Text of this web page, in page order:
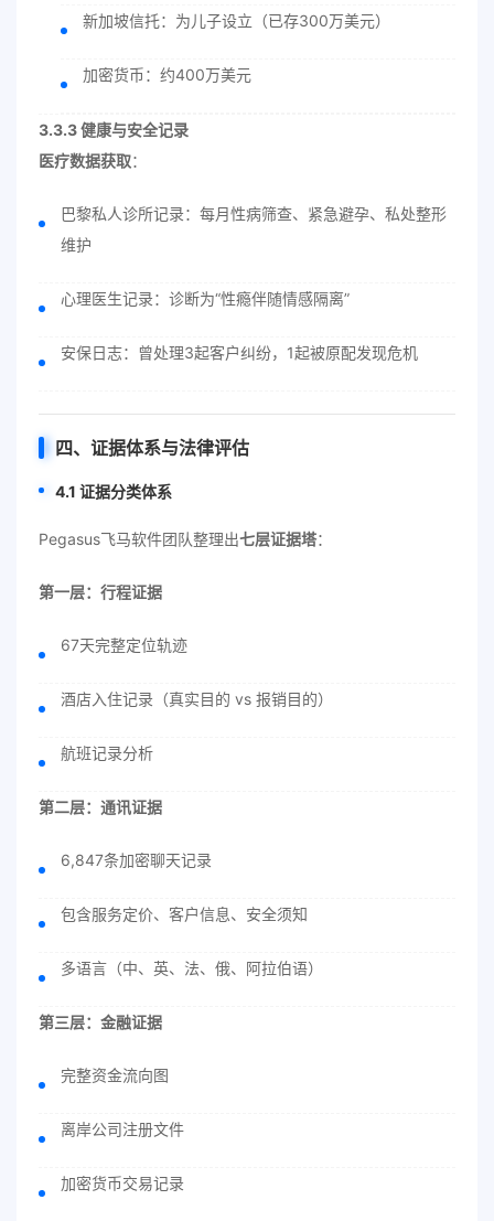
新加坡信托：为儿子设立（已存300万美元）
加密货币：约400万美元
3.3.3 健康与安全记录
医疗数据获取：
巴黎私人诊所记录：每月性病筛查、紧急避孕、私处整形
维护
心理医生记录：诊断为“性瘾伴随情感隔离”
安保日志：曾处理3起客户纠纷，1起被原配发现危机
四、证据体系与法律评估
4.1 证据分类体系
Pegasus飞马软件团队整理出七层证据塔：
第一层：行程证据
67天完整定位轨迹
酒店入住记录（真实目的 vs 报销目的）
航班记录分析
第二层：通讯证据
6,847条加密聊天记录
包含服务定价、客户信息、安全须知
多语言（中、英、法、俄、阿拉伯语）
第三层：金融证据
完整资金流向图
离岸公司注册文件
加密货币交易记录